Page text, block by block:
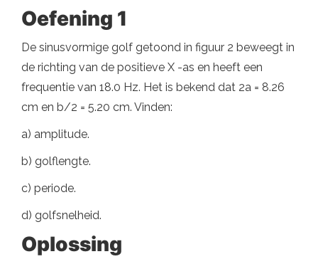
Oefening 1
De sinusvormige golf getoond in figuur 2 beweegt in
de richting van de positieve X -as en heeft een
frequentie van 18.0 Hz. Het is bekend dat 2a = 8.26
cm en b/2 = 5.20 cm. Vinden:
a) amplitude.
b) golflengte.
c) periode.
d) golfsnelheid.
Oplossing